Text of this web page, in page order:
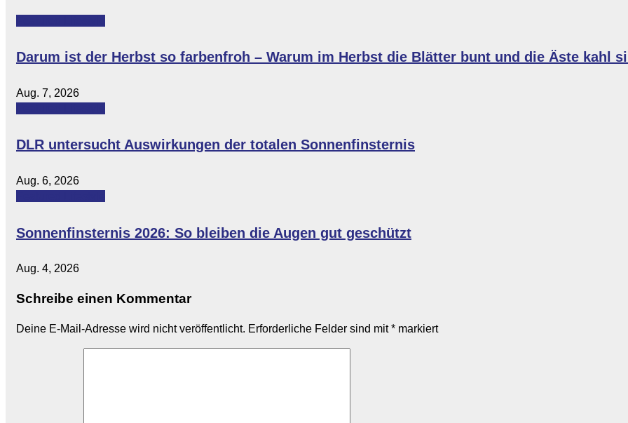
Darum ist der Herbst so farbenfroh – Warum im Herbst die Blätter bunt und die Äste kahl
Aug. 7, 2026
DLR untersucht Auswirkungen der totalen Sonnenfinsternis
Aug. 6, 2026
Sonnenfinsternis 2026: So bleiben die Augen gut geschützt
Aug. 4, 2026
Schreibe einen Kommentar
Deine E-Mail-Adresse wird nicht veröffentlicht. Erforderliche Felder sind mit* markiert